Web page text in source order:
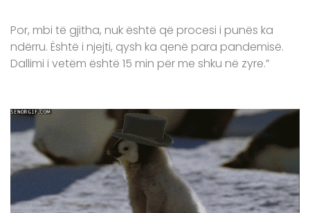
Por, mbi të gjitha, nuk është që procesi i punës ka
ndërru. Është i njejti, qysh ka qenë para pandemisë.
Dallimi i vetëm është 15 min për me shku në zyre.”